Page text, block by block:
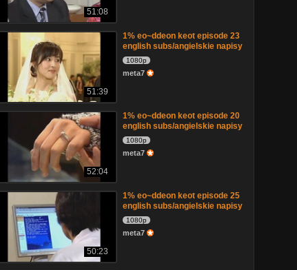
51:08
51:39
1% eo~ddeon keot episode 23
english subs/angielskie napisy
1080p
meta7
52:04
1% eo~ddeon keot episode 20
english subs/angielskie napisy
1080p
meta7
50:23
1% eo~ddeon keot episode 25
english subs/angielskie napisy
1080p
meta7